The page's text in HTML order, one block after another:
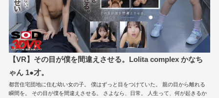
【VR】その目が僕を間違えさせる。Lolita complex かなち
ゃん 1●才。
都営住宅団地に住む幼い女の子。 僕はずっと目をつけていた。 親の目から離れる
瞬間を。 その目が僕を間違えさせる。 さよなら、日常。 人生って、何が起きるか